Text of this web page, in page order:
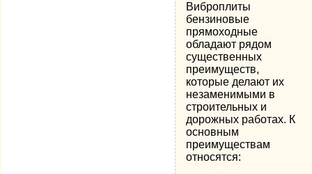
Виброплиты
бензиновые
прямоходные
обладают рядом
существенных
преимуществ,
которые делают их
незаменимыми в
строительных и
дорожных работах. К
основным
преимуществам
относятся: